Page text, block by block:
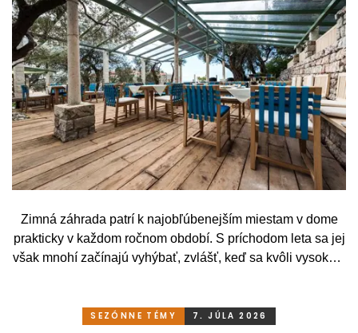
Zimná záhrada patrí k najobľúbenejším miestam v dome
prakticky v každom ročnom období. S príchodom leta sa jej
však mnohí začínajú vyhýbať, zvlášť, keď sa kvôli vysokým
stačí relatívne málo. So správnym, praktickým a šikovným
SEZÓNNE TÉMY 7. JÚLA 2026